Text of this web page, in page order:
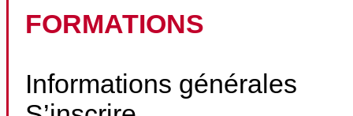
FORMATIONS
Informations générales